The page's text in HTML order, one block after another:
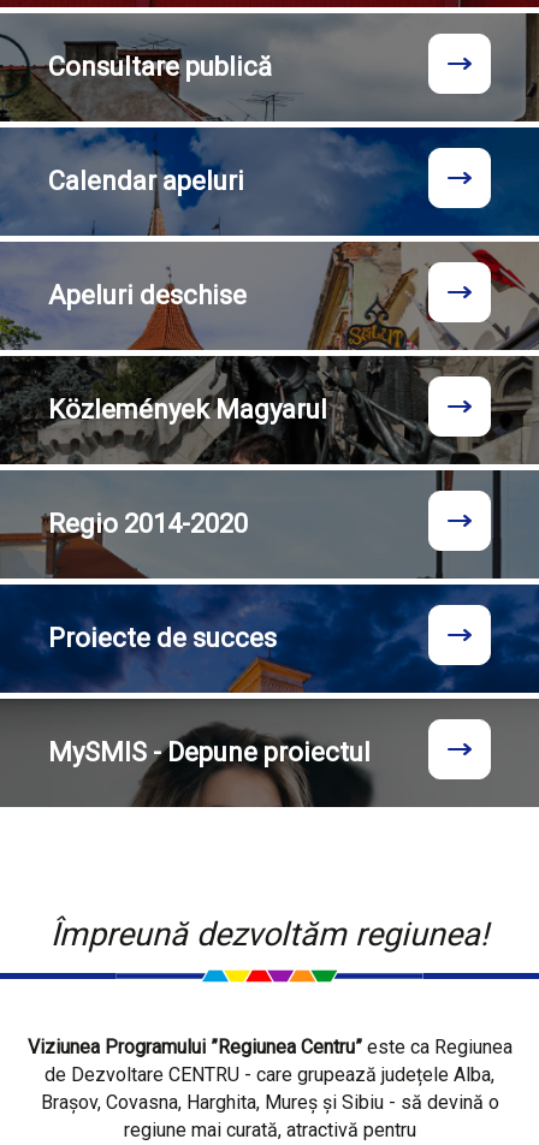
Consultarepublică
Calendarapeluri
Apeluri deschise
KözleményekMagyarul
Regio 2014-2020
Proiecte de succes
MySMIS - Depune proiectul
Împreună dezvoltăm regiunea!
Viziunea Programului ”Regiunea Centru”este ca Regiunea
de Dezvoltare CENTRU - care grupează județele Alba,
Brașov, Covasna, Harghita, Mureș și Sibiu - să devină o
regiune mai curată, atractivă pentru